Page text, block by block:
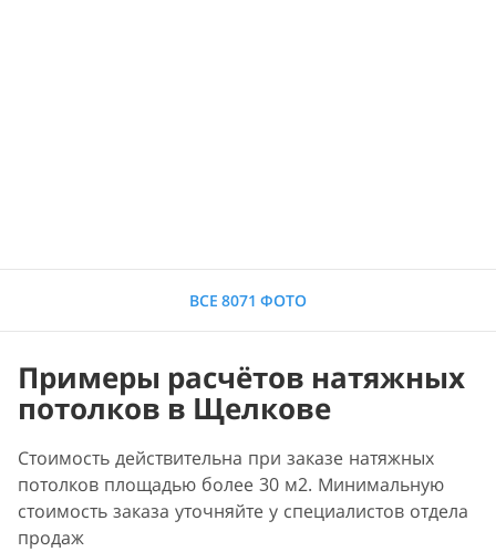
ВСЕ 8071 ФОТО
Примеры расчётов натяжных
потолков в Щелкове
Стоимость действительна при заказе натяжных
потолков площадью более 30 м2. Минимальную
стоимость заказа уточняйте у специалистов отдела
продаж